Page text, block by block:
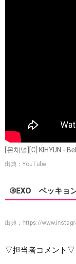
[몬채널][C] KIHYUN -
出典：YouTube
③EXO ベッキョ
出典： https://
▽担当者コメント▽